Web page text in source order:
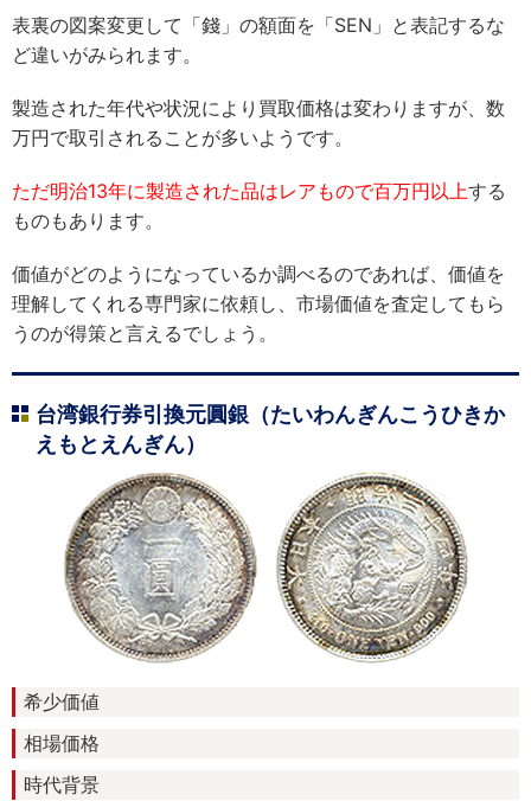
表裏の図案変更して「錢」の額面を「SEN」と表記するな
ど違いがみられます。
製造された年代や状況により買取価格は変わりますが、数
万円で取引されることが多いようです。
ただ明治13年に製造された品はレアもので百万円以上する
ものもあります。
価値がどのようになっているか調べるのであれば、価値を
理解してくれる専門家に依頼し、市場価値を査定してもら
うのが得策と言えるでしょう。
台湾銀行券引換元圓銀（たいわんぎんこうひきか
えもとえんぎん）
希少価値
相場価格
時代背景